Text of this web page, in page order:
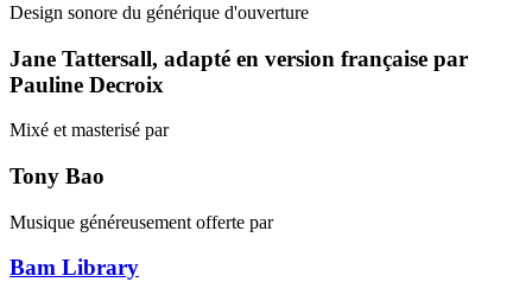
Design sonore du générique d'ouverture
Jane Tattersall, adapté en version française par
Pauline Decroix
Mixé et masterisé par
Tony Bao
Musique généreusement offerte par
Bam Library